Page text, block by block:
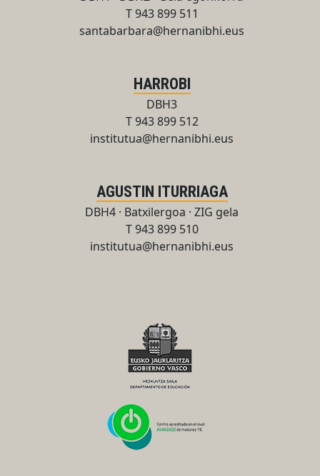
T 943 899 511
santabarbara@hernanibhi.eus
HARROBI
DBH3
T 943 899 512
institutua@hernanibhi.eus
AGUSTIN ITURRIAGA
DBH4 · Batxilergoa · ZIG gela
T 943 899 510
institutua@hernanibhi.eus